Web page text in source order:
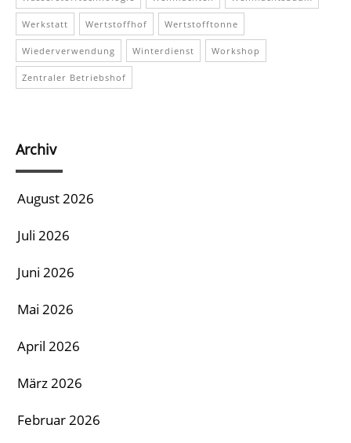
Werkstatt Wertstoffhof Wertstofftonne
Wiederverwendung Winterdienst Workshop
Zentraler Betriebshof
Archiv
August 2026
Juli 2026
Juni 2026
Mai 2026
April 2026
März 2026
Februar 2026